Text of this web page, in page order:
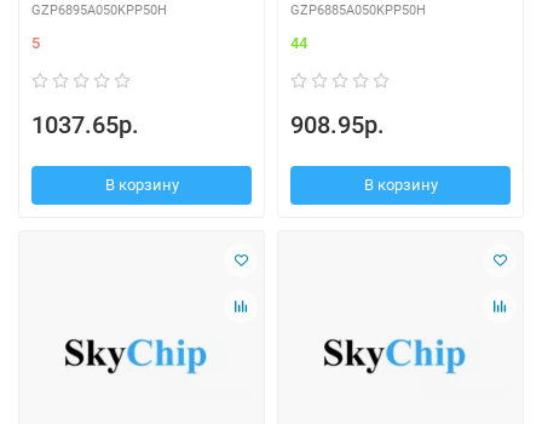
GZP6895A050KPP50H
5
1037.65р.
В корзину
GZP6885A050KPP50H
44
908.95р.
В корзину